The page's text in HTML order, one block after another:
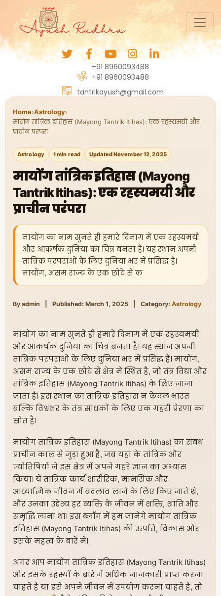
+91 8960093488
+91 8960093488
tantrikayush@gmail.com
Home›Astrology›
मायोंग तांत्रिक इतिहास (Mayong Tantrik Itihas): एक रहस्यमयी और
प्राचीन परंपरा
Astrology 1 min read Updated November 12, 2025
मायोंग तांत्रिक इतिहास (Mayong
Tantrik Itihas): एक रहस्यमयी और
प्राचीन परंपरा
मायोंग का नाम सुनते ही हमारे दिमाग में एक रहस्यमयी
और आकर्षक दुनिया का चित्र बनता है। यह स्थान अपनी
तांत्रिक परंपराओं के लिए दुनिया भर में प्रसिद्ध है।
मायोंग, असम राज्य के एक छोटे से क
By admin Published: March 1, 2025 Category: Astrology
मायोंग का नाम सुनते ही हमारे दिमाग में एक रहस्यमयी
और आकर्षक दुनिया का चित्र बनता है। यह स्थान अपनी
तांत्रिक परंपराओं के लिए दुनिया भर में प्रसिद्ध है। मायोंग,
असम राज्य के एक छोटे से क्षेत्र में स्थित है, जो तंत्र विद्या और
तांत्रिक इतिहास (Mayong Tantrik Itihas) के लिए जाना
जाता है। इस स्थान का तांत्रिक इतिहास न केवल भारत
बल्कि विश्वभर के तंत्र साधकों के लिए एक गहरी प्रेरणा का
स्रोत है।
मायोंग तांत्रिक इतिहास (Mayong Tantrik Itihas) का संबंध
प्राचीन काल से जुड़ा हुआ है, जब यहां के तांत्रिक और
ज्योतिषियों ने इस क्षेत्र में अपने गहरे ज्ञान का अभ्यास
किया। ये तांत्रिक कार्य शारीरिक, मानसिक और
आध्यात्मिक जीवन में बदलाव लाने के लिए किए जाते थे,
और उनका उद्देश्य हर व्यक्ति के जीवन में शक्ति, शांति और
समृद्धि लाना था। इस ब्लॉग में हम जानेंगे मायोंग तांत्रिक
इतिहास (Mayong Tantrik Itihas) की उत्पत्ति, विकास और
इसके महत्व के बारे में।
अगर आप मायोंग तांत्रिक इतिहास (Mayong Tantrik Itihas)
और इसके रहस्यों के बारे में अधिक जानकारी प्राप्त करना
चाहते हैं या इसे अपने जीवन में उपयोग करना चाहते हैं, तो